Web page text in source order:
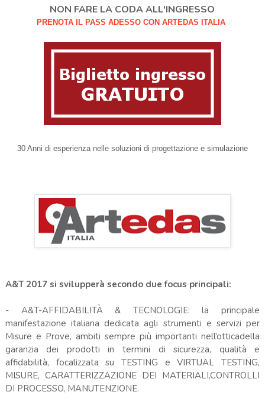
NON FARE LA CODA ALL'INGRESSO
PRENOTA IL PASS ADESSO CON ARTEDAS ITALIA
30 Anni di esperienza nelle soluzioni di progettazione e simulazione
A&T 2017 si svilupperà secondo due focus principali:
- A&T-AFFIDABILITÀ & TECNOLOGIE: la principale
manifestazione italiana dedicata agli strumenti e servizi per
Misure e Prove, ambiti sempre più importanti nell’otticadella
garanzia dei prodotti in termini di sicurezza, qualità e
affidabilità, focalizzata su TESTING e VIRTUAL TESTING,
MISURE, CARATTERIZZAZIONE DEI MATERIALI,CONTROLLI
DI PROCESSO, MANUTENZIONE.